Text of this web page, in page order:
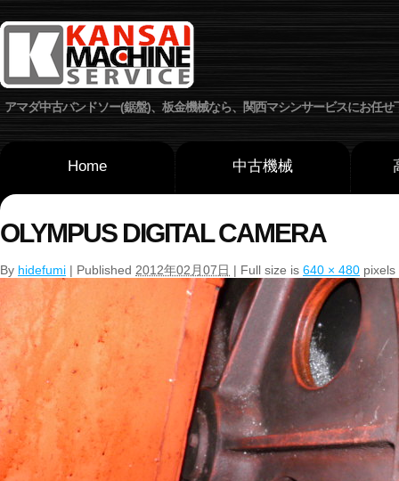
アマダ中古バンドソー(鋸盤)、板金機械なら、関西マシンサービスにお任せ
Home 中古機械
OLYMPUS DIGITAL CAMERA
By hidefumi | Published 2012年02月07日 | Full size is 640 × 480 pixels